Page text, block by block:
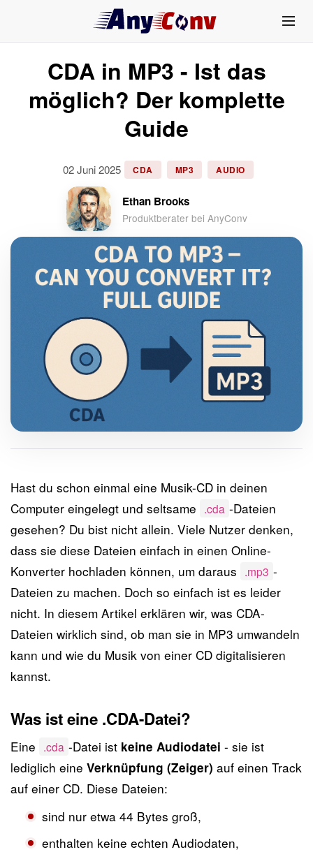
CDA in MP3 - Ist das
möglich? Der komplette
Guide
02 Juni 2025 CDA MP3 AUDIO
Ethan Brooks
Produktberater bei AnyConv
Hast du schon einmal eine Musik-CD in deinen
Computer eingelegt und seltsame .cda -Dateien
gesehen? Du bist nicht allein. Viele Nutzer denken,
dass sie diese Dateien einfach in einen Online-
Konverter hochladen können, um daraus .mp3 -
Dateien zu machen. Doch so einfach ist es leider
nicht. In diesem Artikel erklären wir, was CDA-
Dateien wirklich sind, ob man sie in MP3 umwandeln
kann und wie du Musik von einer CD digitalisieren
kannst.
Was ist eine .CDA-Datei?
Eine .cda -Datei ist keine Audiodatei - sie ist
lediglich eine Verknüpfung (Zeiger) auf einen Track
auf einer CD. Diese Dateien:
sind nur etwa 44 Bytes groß,
enthalten keine echten Audiodaten,